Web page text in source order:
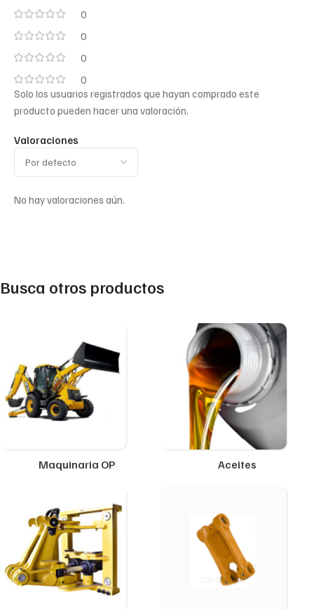
0
0
0
0
Valoraciones
No hay valoraciones aún.
Solo los usuarios registrados que hayan comprado este
producto pueden hacer una valoración.
Busca otros productos
Maquinaria OP Aceites